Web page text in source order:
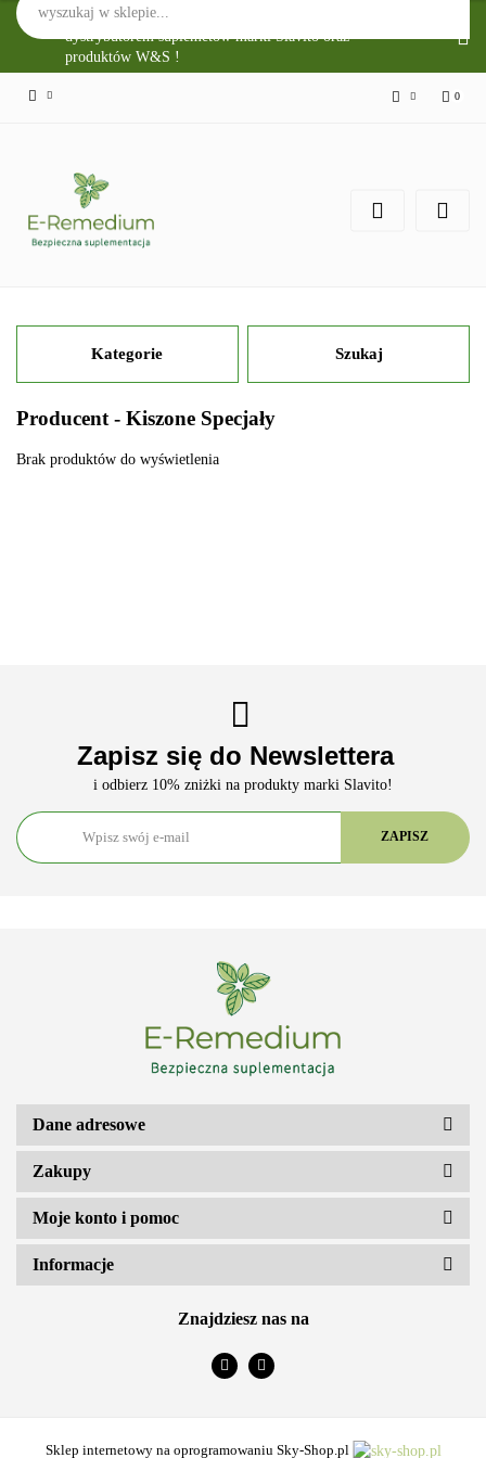
Sklep Internetowy E-Remedium jest głównym
dystrybutorem suplemetów marki Slavito oraz
produktów W&S !
0
Kategorie Szukaj
Producent - Kiszone Specjały
Brak produktów do wyświetlenia
ARS VITAE NATURA Sp. z o.o.
Biomus
Zapisz się do Newslettera
i odbierz 10% zniżki na produkty marki Slavito!
Dane adresowe
Zakupy
Moje konto i pomoc
Informacje
Znajdziesz nas na
Sklep internetowy na oprogramowaniu Sky-Shop.pl